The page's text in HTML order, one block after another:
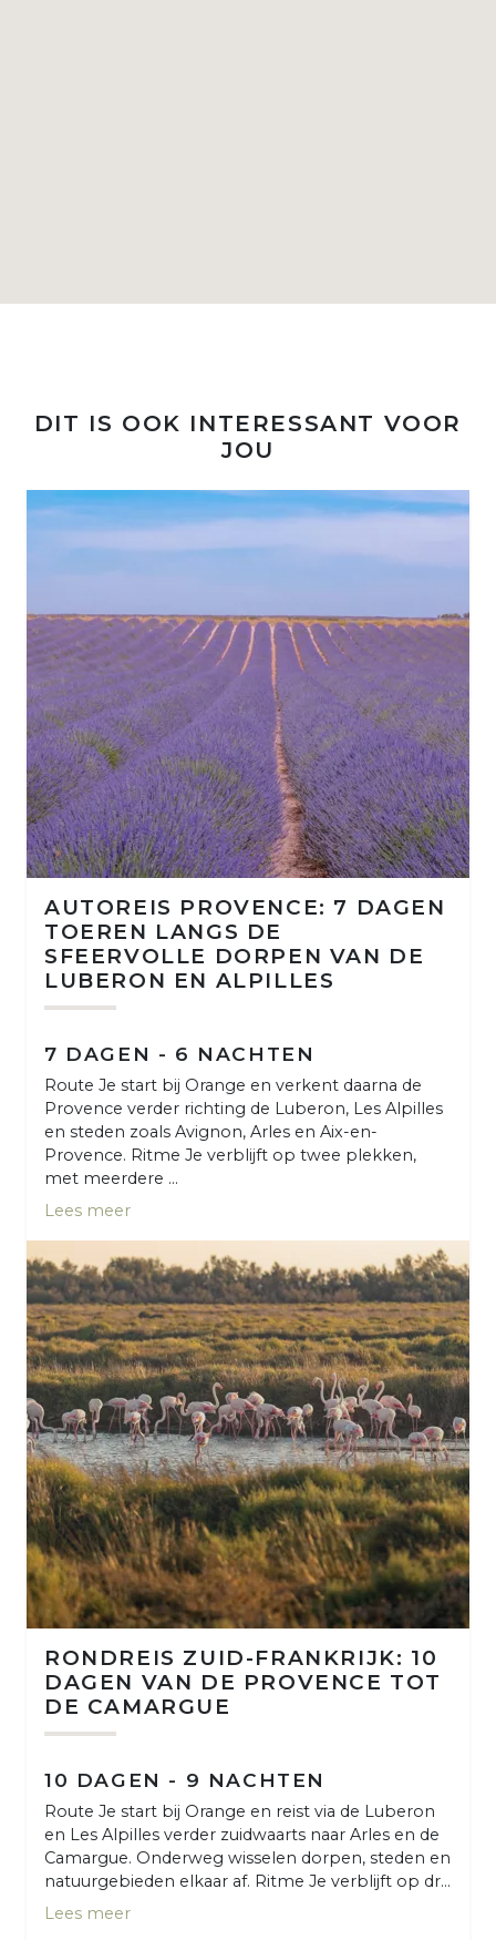
DIT IS OOK INTERESSANT VOOR
JOU
AUTOREIS PROVENCE: 7 DAGEN
TOEREN LANGS DE
SFEERVOLLE DORPEN VAN DE
LUBERON EN ALPILLES
7 DAGEN - 6 NACHTEN
Route Je start bij Orange en verkent daarna de
Provence verder richting de Luberon, Les Alpilles
en steden zoals Avignon, Arles en Aix-en-
Provence. Ritme Je verblijft op twee plekken,
met meerdere ...
Lees meer
RONDREIS ZUID-FRANKRIJK: 10
DAGEN VAN DE PROVENCE TOT
DE CAMARGUE
10 DAGEN - 9 NACHTEN
Route Je start bij Orange en reist via de Luberon
en Les Alpilles verder zuidwaarts naar Arles en de
Camargue. Onderweg wisselen dorpen, steden en
natuurgebieden elkaar af. Ritme Je verblijft op dr...
Lees meer